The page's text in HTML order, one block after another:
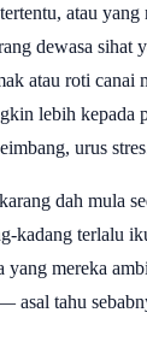
atau yang
dewasa sihat
atau roti canai
lebih kepada
urus
dah mula
kadang terlalu
yang mereka
asal tahu